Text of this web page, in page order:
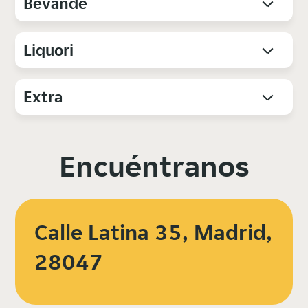
Liquori
Extra
Encuéntranos
Calle Latina 35, Madrid,
28047